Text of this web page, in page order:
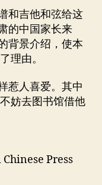
和吉他和弦给这
的中国家长来
背景介绍，使本
理由。
惹人喜爱。其中
妨去图书馆借他
Press